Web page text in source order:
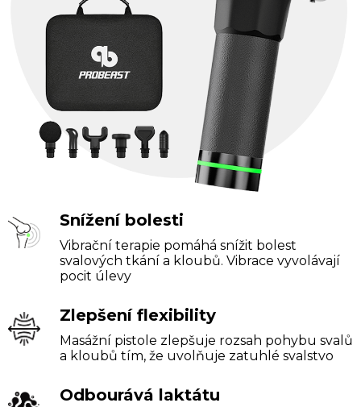
Snížení bolesti
Vibrační terapie pomáhá snížit bolest
svalových tkání a kloubů. Vibrace vyvolávají
pocit úlevy
Zlepšení flexibility
Masážní pistole zlepšuje rozsah pohybu svalů
a kloubů tím, že uvolňuje zatuhlé svalstvo
Odbourává laktátu